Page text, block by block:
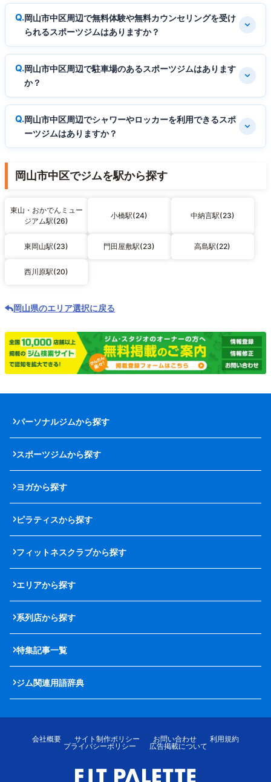
岡山市中区周辺で無料体験や無料カウンセリングを受け
られるスポーツジムはありますか？
岡山市中区周辺で駐車場のあるスポーツジムはあります
か？
岡山市中区周辺でシャワーやロッカーを利用できるスポ
ーツジムはありますか？
岡山市中区でジムを駅から探す
東山・おかでんミュー
ジアム駅(26)
小橋駅(24) 中納言駅(23)
東岡山駅(23) 門田屋敷駅(23) 高島駅(22)
西川原駅(20)
岡山県のエリア選択に戻る
パーソナルジムから探す
スポーツジムから探す
ヨガから探す
ピラティスから探す
フィットネスクラブから探す
エリアから探す
系列店から探す
特集記事一覧
ジム関連用語辞典
会社概要 サイト制作ポリシー お問い合わせ
利用規約
プライバシーポリシー
広告掲載について